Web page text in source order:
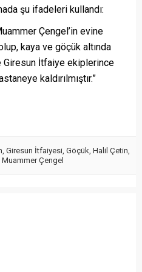
şu ifadeleri kullandı:
Çengel’in evine
kaya ve göçük altında
Giresun İtfaiye ekiplerince
kaldırılmıştır.”
Giresun İtfaiyesi Göçük Halil Çetin
Muammer Çengel